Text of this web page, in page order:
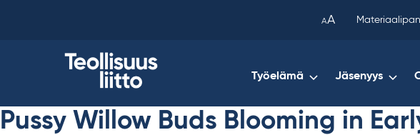
AA
Työelämä Jäsenyys
Pussy Willow Buds Blooming in
copied
your